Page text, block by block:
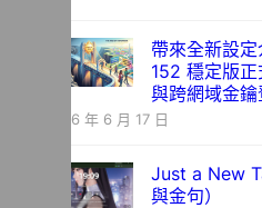
帶來全新設
152 穩定版
與跨網域金鑰
2026 年 6 月 17 日
Just a New
與金句）